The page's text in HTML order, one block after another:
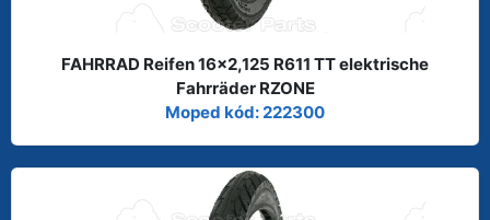
FAHRRAD Reifen 16x2,125 R611 TT elektrische
Fahrräder RZONE
Moped kód: 222300